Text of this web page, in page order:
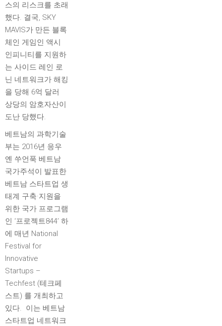
스의 리스크를 초래
했다. 결국, SKY
MAVIS가 만든 블록
체인 게임인 액시
인피니티를 지원하
는 사이드 레인 로
닌 네트워크가 해킹
을 당해 6억 달러
상당의 암호자산이
도난 당했다.
베트남의 과학기술
부는 2016년 응우
옌 쑤언푹 베트남
국가주석이 발표한
베트남 스타트업 생
태계 구축·지원을
위한 국가 프로그램
인 ‘프로젝트844’ 하
에 매년 National
Festival for
Innovative
Startups –
Techfest (테크페
스트) 를 개최하고
있다. 이는 베트남
스타트업 네트워크